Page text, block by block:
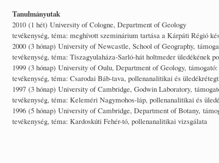
Tanulmányutak
2010 (1 hét) University of Cologne, Department of Geology
tevékenység, téma: meghívott szeminárium tartása a Kárpáti Régió
2000 (3 hónap) University of Newcastle, School of Geography,
tevékenység, téma: Tiszagyulaháza-Sarló-hát holtmeder üledékének
1999 (3 hónap) University of Oulu, Department of Geology,
tevékenység, téma: Csarodai Báb-tava, pollenanalitikai és
1997 (3 hónap) University of Cambridge, Godwin Laboratory,
tevékenység, téma: Keleméri Nagymohos-láp, pollenanalitikai és
1996 (5 hónap) University of Cambridge, Department of Botany,
tevékenység, téma: Kardoskúti Fehér-tó, pollenanalitikai vizsgálata